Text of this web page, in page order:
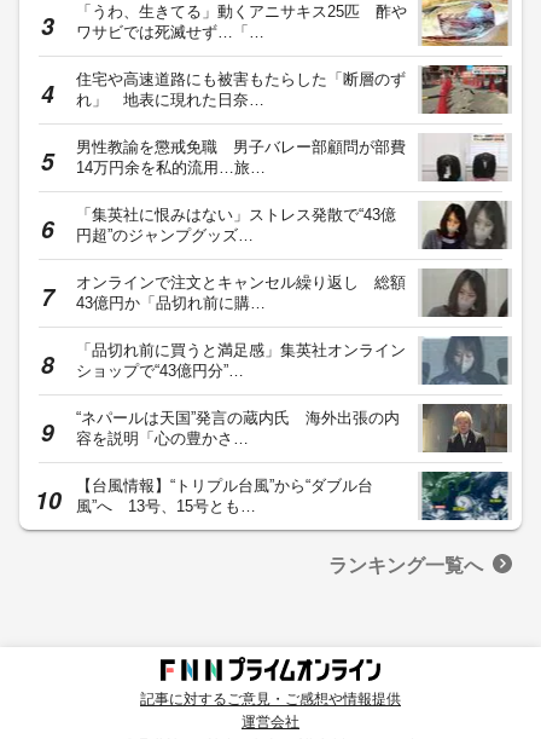
「うわ、生きてる」動くアニサキス25匹 酢や
ワサビでは死滅せず…「…
住宅や高速道路にも被害もたらした「断層のず
れ」 地表に現れた日奈…
男性教諭を懲戒免職 男子バレー部顧問が部費
14万円余を私的流用…旅…
「集英社に恨みはない」ストレス発散で“43億
円超”のジャンプグッズ…
オンラインで注文とキャンセル繰り返し 総額
43億円か「品切れ前に購…
「品切れ前に買うと満足感」集英社オンライン
ショップで“43億円分”…
“ネパールは天国”発言の蔵内氏 海外出張の内
容を説明「心の豊かさ…
【台風情報】“トリプル台風”から“ダブル台
風”へ 13号、15号とも…
ランキング一覧へ
記事に対するご意見・ご感想や情報提供
運営会社